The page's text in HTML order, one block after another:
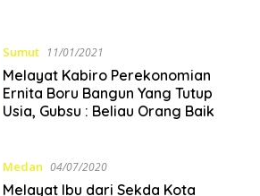
Sumut 11/01/2021
Melayat Kabiro Perekonomian
Ernita Boru Bangun Yang Tutup
Usia, Gubsu : Beliau Orang Baik
Medan 04/07/2020
Melayat Ibu dari Sekda Kota